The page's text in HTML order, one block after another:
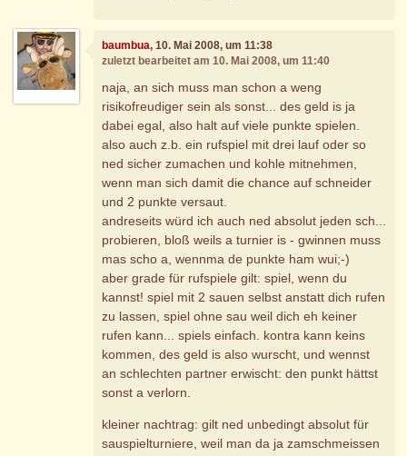
baumbua, 10. Mai 2008, um 11:38
zuletzt bearbeitet am 10. Mai 2008, um 11:40
naja, an sich muss man schon a weng
risikofreudiger sein als sonst... des geld is ja
dabei egal, also halt auf viele punkte spielen.
also auch z.b. ein rufspiel mit drei lauf oder so
ned sicher zumachen und kohle mitnehmen,
wenn man sich damit die chance auf schneider
und 2 punkte versaut.
andreseits würd ich auch ned absolut jeden sch...
probieren, bloß weils a turnier is - gwinnen muss
mas scho a, wennma de punkte ham wui;-)
aber grade für rufspiele gilt: spiel, wenn du
kannst! spiel mit 2 sauen selbst anstatt dich rufen
zu lassen, spiel ohne sau weil dich eh keiner
rufen kann... spiels einfach. kontra kann keins
kommen, des geld is also wurscht, und wennst
an schlechten partner erwischt: den punkt hättst
sonst a verlorn.
kleiner nachtrag: gilt ned unbedingt absolut für
sauspielturniere, weil man da ja zamschmeissen